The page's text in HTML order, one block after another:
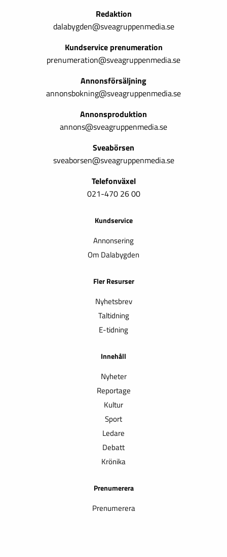
Redaktion
dalabygden@sveagruppenmedia.se
Kundservice prenumeration
prenumeration@sveagruppenmedia.se
Annonsförsäljning
annonsbokning@sveagruppenmedia.se
Annonsproduktion
annons@sveagruppenmedia.se
Sveabörsen
sveaborsen@sveagruppenmedia.se
Telefonväxel
021-470 26 00
Kundservice
Annonsering
Om Dalabygden
Fler Resurser
Nyhetsbrev
Taltidning
E-tidning
Innehåll
Nyheter
Reportage
Kultur
Sport
Ledare
Debatt
Krönika
Prenumerera
Prenumerera